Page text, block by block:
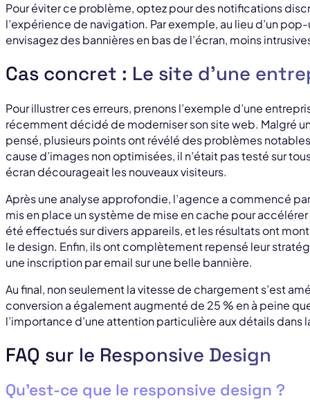
Pour éviter ce problème, optez pour des notifications
l’expérience de navigation. Par exemple, au lieu d’un
envisagez des bannières en bas de l’écran, moins
Cas concret : Le site d’une
Pour illustrer ces erreurs, prenons l’exemple d’une
récemment décidé de moderniser son site web. Malgré
pensé, plusieurs points ont révélé des problèmes
cause d’images non optimisées, il n’était pas testé sur
écran décourageait les nouveaux visiteurs.
Après une analyse approfondie, l’agence a commencé
mis en place un système de mise en cache pour
été effectués sur divers appareils, et les résultats ont
le design. Enfin, ils ont complètement repensé leur
une inscription par email sur une belle bannière.
Au final, non seulement la vitesse de chargement s’est
conversion a également augmenté de 25 % en à peine
l’importance d’une attention particulière aux détails
FAQ sur le Responsive Design
Qu’est-ce que le responsive design ?